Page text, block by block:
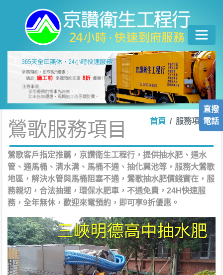
直撥
電話
首頁 服務項目
鶯歌服務項目
鶯歌客戶指定推薦，京讚衛生工程行，提供抽水肥、通水
管、通馬桶、清水溝、馬桶不通、抽化糞池等，服務大鶯歌
地區，解決水管與馬桶阻塞不通，鶯歌抽水肥價錢實在，服
務親切，合法抽運，環保水肥車，不通免費，24H快速服
務，全年無休，歡迎來電預約，即可享9折優惠。